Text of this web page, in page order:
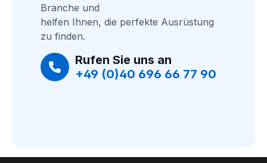
Branche und
helfen Ihnen, die perfekte Ausrüstung
zu finden.
Rufen Sie uns an
+49 (0)40 696 66 77 90